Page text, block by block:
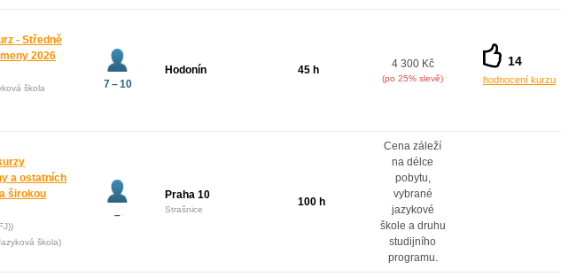
- Středně
2026
škola
7 – 10
Hodonín 45 h 4 300 Kč
(po 25% slevě)
14
hodnocení kurzu
a ostatních
širokou
škola)
–
Praha 10
Strašnice
100 h
Cena záleží
na délce
pobytu,
vybrané
jazykové
škole a druhu
studijního
programu.